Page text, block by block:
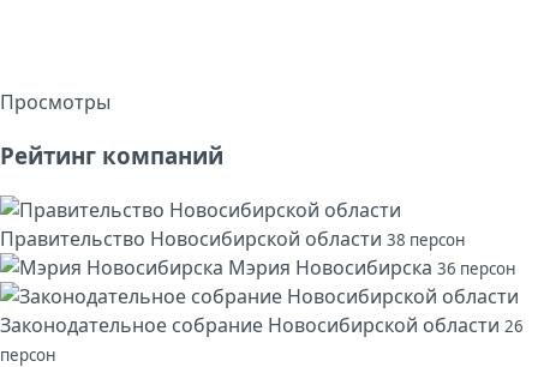
Просмотры
Рейтинг компаний
Правительство Новосибирской области 38 персон
Мэрия Новосибирска 36 персон
Законодательное собрание Новосибирской области 26
персон